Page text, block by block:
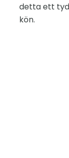
detta ett
kön.